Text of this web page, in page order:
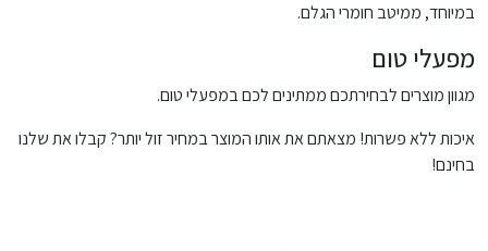
במיוחד, ממיטב חומרי הגלם.
מפעלי טום
מגוון מוצרים לבחירתכם ממתינים לכם במפעלי טום.
איכות ללא פשרות! מצאתם את אותו המוצר במחיר זול יותר? קבלו את שלנו
בחינם!